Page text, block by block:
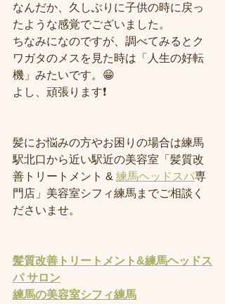
なんだか、久しぶりに子供の時に戻っ
たような感覚でございました。
ちなみになのですが、調べてみるとク
ワガタのメスを見た時は「人生の好転
機」みたいです。😁
よし、頑張ります❗️
髪にお悩みの方やお困りの場合は練馬
駅北口から近い駅近の美容室「髪質改
善トリートメント & 練馬ヘッドスパ専
門店」美容室シフィ練馬までご相談く
ださいませ。
髪質改善トリートメント&練馬ヘッドス
パ サロン
練馬の美容室シフィ練馬